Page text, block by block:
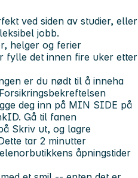
ved siden av studier, eller
jobb.
helger og ferier
fylle det innen fire uker etter
er du nødt til å inneha
deg inn på MIN SIDE på
Gå til fanen
Skriv ut, og lagre
tar 2 minutter
åpningstider